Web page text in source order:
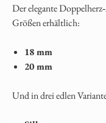
Der elegante
Größen erhältlich:
18 mm
20 mm
Und in drei edlen